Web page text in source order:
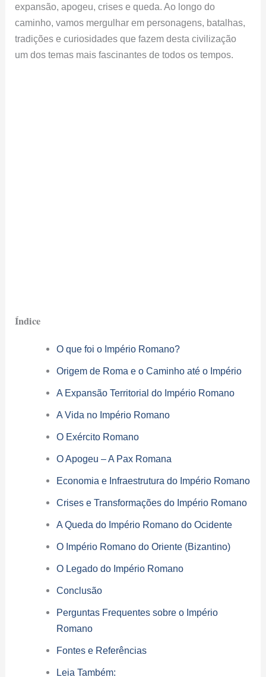
expansão, apogeu, crises e queda. Ao longo do
caminho, vamos mergulhar em personagens, batalhas,
tradições e curiosidades que fazem desta civilização
um dos temas mais fascinantes de todos os tempos.
Índice
O que foi o Império Romano?
Origem de Roma e o Caminho até o Império
A Expansão Territorial do Império Romano
A Vida no Império Romano
O Exército Romano
O Apogeu – A Pax Romana
Economia e Infraestrutura do Império Romano
Crises e Transformações do Império Romano
A Queda do Império Romano do Ocidente
O Império Romano do Oriente (Bizantino)
O Legado do Império Romano
Conclusão
Perguntas Frequentes sobre o Império
Romano
Fontes e Referências
Leia Também: